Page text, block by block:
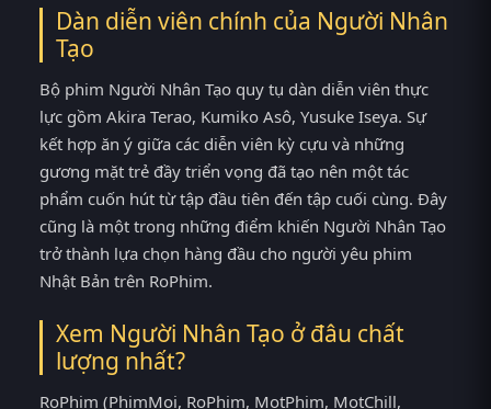
Dàn diễn viên chính của Người Nhân
Tạo
Bộ phim Người Nhân Tạo quy tụ dàn diễn viên thực
lực gồm Akira Terao, Kumiko Asô, Yusuke Iseya. Sự
kết hợp ăn ý giữa các diễn viên kỳ cựu và những
gương mặt trẻ đầy triển vọng đã tạo nên một tác
phẩm cuốn hút từ tập đầu tiên đến tập cuối cùng. Đây
cũng là một trong những điểm khiến Người Nhân Tạo
trở thành lựa chọn hàng đầu cho người yêu phim
Nhật Bản trên RoPhim.
Xem Người Nhân Tạo ở đâu chất
lượng nhất?
RoPhim (PhimMoi, RoPhim, MotPhim, MotChill,